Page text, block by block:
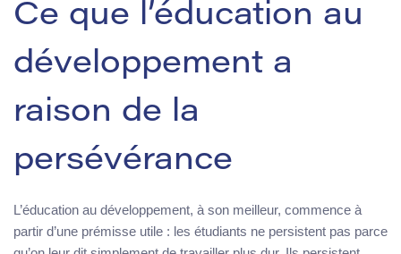
Ce que l’éducation au
développement a
raison de la
persévérance
L’éducation au développement, à son meilleur, commence à
partir d’une prémisse utile : les étudiants ne persistent pas parce